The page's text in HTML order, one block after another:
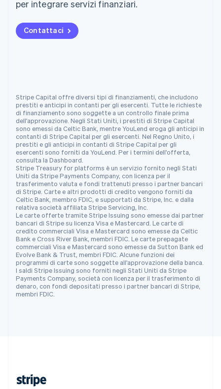
per integrare servizi finanziari.
Contattaci
Stripe Capital offre diversi tipi di finanziamenti, che includono
prestiti e anticipi in contanti per gli esercenti. Tutte le richieste
di finanziamento sono soggette a un controllo finale prima
dell'approvazione. Negli Stati Uniti, i prestiti di Stripe Capital
sono emessi da Celtic Bank, mentre YouLend eroga gli anticipi in
contanti di Stripe Capital per gli esercenti. Nel Regno Unito, i
prestiti e gli anticipi in contanti di Stripe Capital per gli
esercenti sono forniti da YouLend. Per i termini dell'offerta,
consulta la Dashboard.
Stripe Treasury for platforms è un servizio fornito negli Stati
Uniti da Stripe Payments Company, con licenza per il
trasferimento valuta e fondi trattenuti presso i partner bancari
di Stripe. Carte e altri prodotti di credito vengono forniti da
Celtic Bank, membro FDIC, e supportati da Stripe, Inc. e dalla
relativa società affiliata Stripe Servicing, Inc.
Le carte offerte tramite Stripe Issuing sono emesse dai partner
bancari di Stripe su licenza Visa e Mastercard. Le carte di
credito commerciali Visa e Mastercard sono emesse da Celtic
Bank e Cross River Bank, membri FDIC. Le carte prepagate
commerciali Visa e Mastercard sono emesse da Sutton Bank ed
Evolve Bank & Trust, membri FDIC. Alcune funzioni dei
programmi di carte sono soggette all'approvazione della banca.
I saldi Stripe Issuing sono forniti negli Stati Uniti da Stripe
Payments Company, società con licenza per il trasferimento di
denaro, con fondi depositati presso i partner bancari di Stripe,
membri FDIC.
Messico
Norvegia
English
Portogallo
PortuguêsEnglish
RAS di Hong Kong, Cina
English简体中文
Regno Unito
English
Repubblica Ceca
English
Romania
English
Singapore
English简体中文
Slovacchia
English
Slovenia
EnglishItaliano
Spagna
EspañolEnglish
Stati Uniti
EnglishEspañol